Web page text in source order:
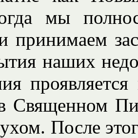
мы
принимаем
наших
Священном
После